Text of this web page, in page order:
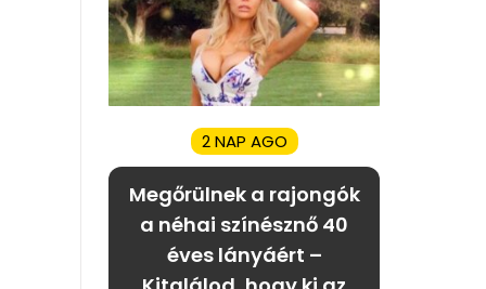
2 NAP AGO
Megőrülnek a rajongók
a néhai színésznő 40
éves lányáért –